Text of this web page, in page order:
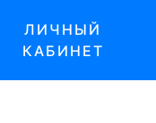
ЛИЧНЫЙ
КАБИНЕТ